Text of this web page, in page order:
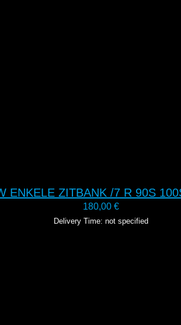
ENKELE ZITBANK /7 R 90S
180,00 €
Delivery Time: not specified